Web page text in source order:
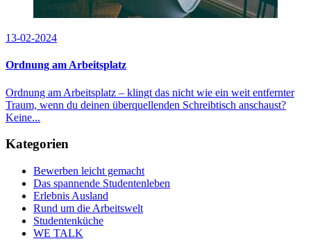
13-02-2024
Ordnung am Arbeitsplatz
Ordnung am Arbeitsplatz – klingt das nicht wie ein weit entfernter
Traum, wenn du deinen überquellenden Schreibtisch anschaust?
Keine...
Kategorien
Bewerben leicht gemacht
Das spannende Studentenleben
Erlebnis Ausland
Rund um die Arbeitswelt
Studentenküche
WE TALK